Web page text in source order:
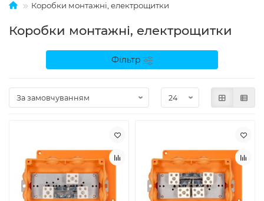
Коробки монтажні, електрощитки
Коробки монтажні, електрощитки
Фільтр